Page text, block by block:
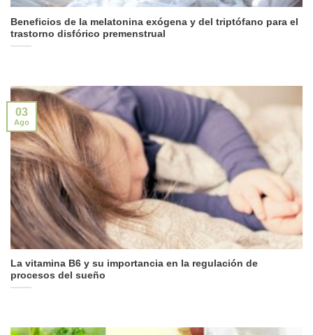
Beneficios de la melatonina exógena y del triptófano para el
trastorno disfórico premenstrual
La vitamina B6 y su importancia en la regulación de
procesos del sueño
03
Ago